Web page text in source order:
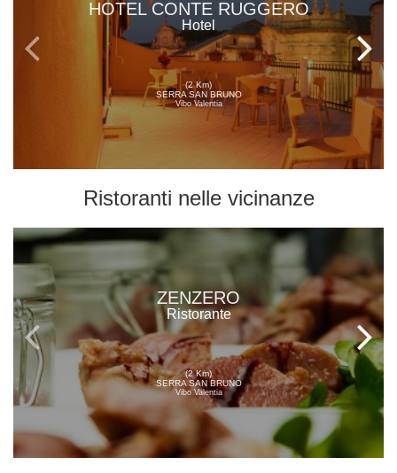
HOTEL CONTE RUGGERO
Hotel
(2 Km)
SERRA SAN BRUNO
Vibo Valentia
Ristoranti nelle vicinanze
ZENZERO
Ristorante
(2 Km)
SERRA SAN BRUNO
Vibo Valentia